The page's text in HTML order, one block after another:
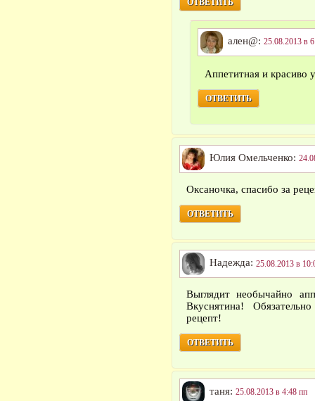
ОТВЕТИТЬ
ален@: 25.08.2013 в
Аппетитная и красиво
ОТВЕТИТЬ
Юлия Омельченко:
Оксаночка, спасибо за
ОТВЕТИТЬ
Надежда: 25.08.2013 в
Выглядит необычайно
Вкуснятина!
рецепт!
ОТВЕТИТЬ
таня: 25.08.2013 в 4:48 пп